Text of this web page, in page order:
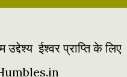
उद्देश्य ईश्वर प्राप्ति